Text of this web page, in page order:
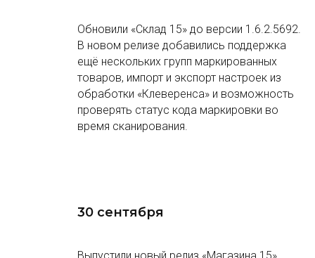
Обновили «Склад 15» до версии 1.6.2.5692.
В новом релизе добавились поддержка
ещё нескольких групп маркированных
товаров, импорт и экспорт настроек из
обработки «Клеверенса» и возможность
проверять статус кода маркировки во
время сканирования.
30 сентября